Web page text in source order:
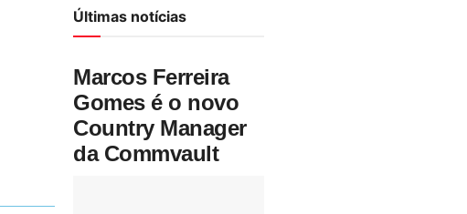
Últimas notícias
Marcos Ferreira
Gomes é o novo
Country Manager
da Commvault